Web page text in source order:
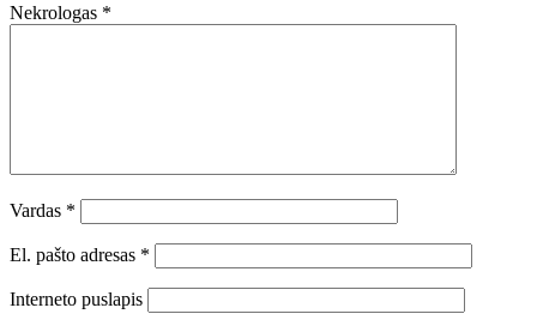
Nekrologas *
Vardas *
El. pašto adresas *
Interneto puslapis